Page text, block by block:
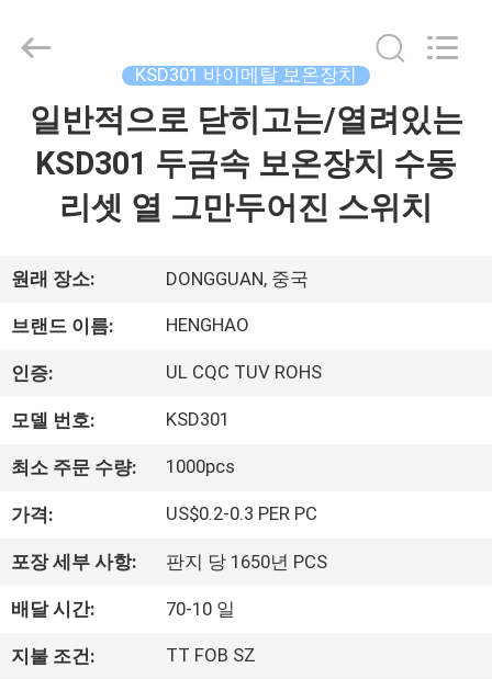
소
개
회
사
소
개
2026
Electric
KSD301 바이메탈 보온장치
일반적으로 닫히고는/열려있는
KSD301 두금속 보온장치 수동
리셋 열 그만두어진 스위치
원래 장소: DONGGUAN, 중국
브랜드 이름: HENGHAO
인증: UL CQC TUV ROHS
모델 번호: KSD301
최소 주문 수량: 1000pcs
가격: US$0.2-0.3 PER PC
포장 세부 사항: 판지 당 1650년 PCS
배달 시간: 70-10 일
지불 조건: TT FOB SZ